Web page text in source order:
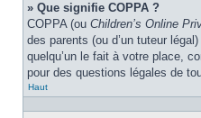
» Que signifie COPPA ?
COPPA (ou Children’s Online
des parents (ou d’un tuteur
quelqu’un le fait à votre place,
pour des questions légales de
Haut